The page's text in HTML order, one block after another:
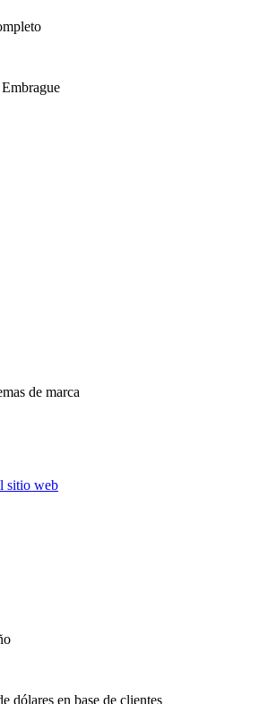
de marca
sitio web
dólares en base de clientes